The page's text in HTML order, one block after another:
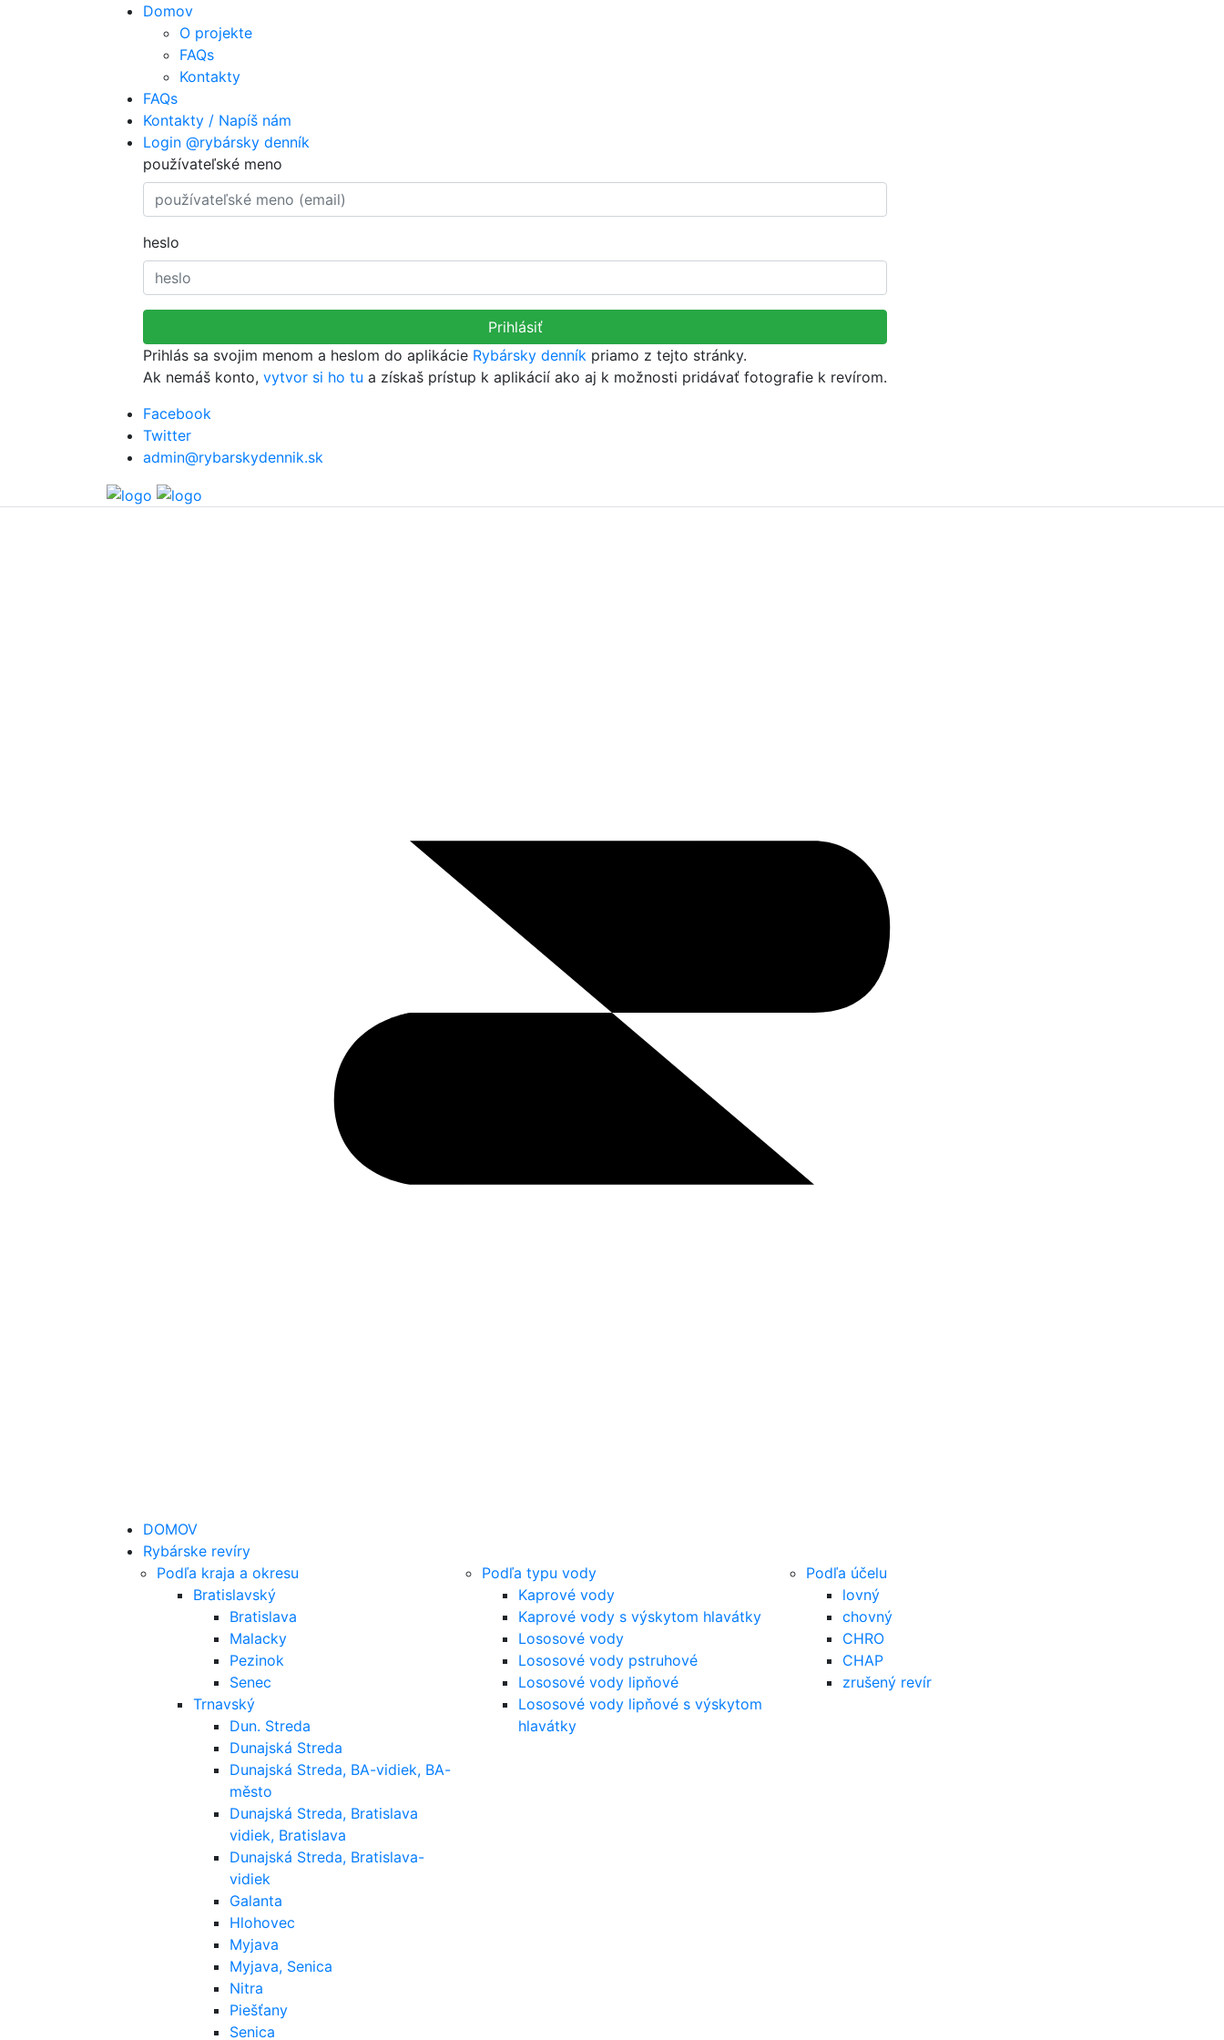
Domov
O projekte
FAQs
Kontakty
FAQs
Kontakty / Napíš nám
Login @rybársky denník
používateľské meno
heslo
Prihlásiť
Prihlás sa svojim menom a heslom do aplikácie Rybársky denník priamo z tejto stránky.
Ak nemáš konto, vytvor si ho tu a získaš prístup k aplikácií ako aj k možnosti pridávať fotografie k revírom.
Facebook
Twitter
admin@rybarskydennik.sk
DOMOV
Rybárske revíry
Podľa kraja a okresu
Bratislavský
Bratislava
Malacky
Pezinok
Senec
Trnavský
Dun. Streda
Dunajská Streda
Dunajská Streda, BA-vidiek, BA-
město
Dunajská Streda, Bratislava
vidiek, Bratislava
Dunajská Streda, Bratislava-
vidiek
Galanta
Hlohovec
Myjava
Myjava, Senica
Nitra
Piešťany
Senica
Podľa typu vody
Kaprové vody
Kaprové vody s výskytom hlavátky
Lososové vody
Lososové vody pstruhové
Lososové vody lipňové
Lososové vody lipňové s výskytom
hlavátky
Podľa účelu
lovný
chovný
CHRO
CHAP
zrušený revír